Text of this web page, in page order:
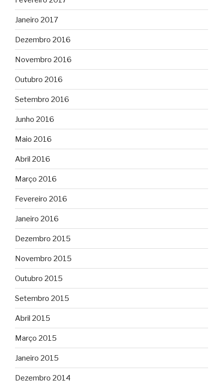
Janeiro 2017
Dezembro 2016
Novembro 2016
Outubro 2016
Setembro 2016
Junho 2016
Maio 2016
Abril 2016
Março 2016
Fevereiro 2016
Janeiro 2016
Dezembro 2015
Novembro 2015
Outubro 2015
Setembro 2015
Abril 2015
Março 2015
Janeiro 2015
Dezembro 2014